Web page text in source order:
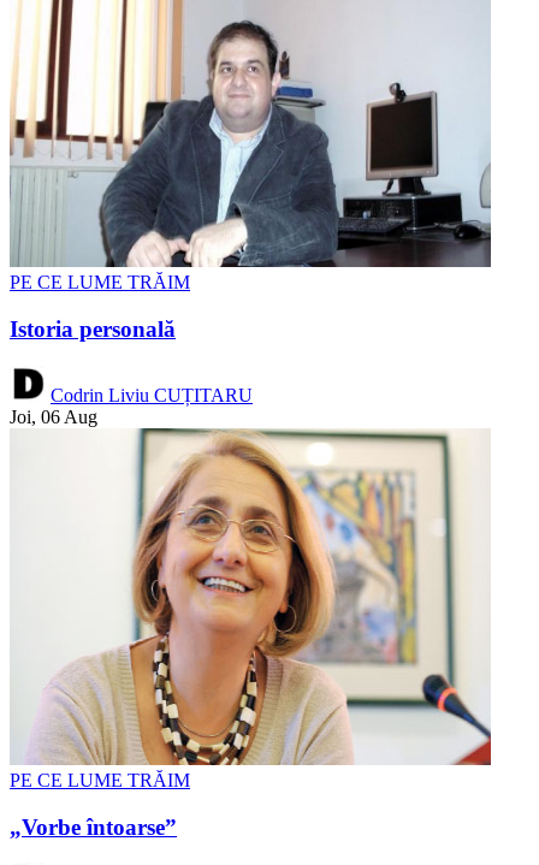
PE CE LUME TRĂIM
Istoria personală
Codrin Liviu CUȚITARU
Joi, 06 Aug
PE CE LUME TRĂIM
„Vorbe întoarse”